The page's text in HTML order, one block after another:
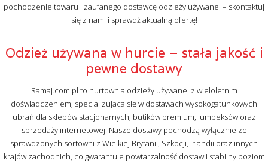
pochodzenie towaru i zaufanego dostawcę odzieży używanej – skontaktuj
się z nami i sprawdź aktualną ofertę!
Odzież używana w hurcie – stała jakość i
pewne dostawy
Ramaj.com.pl to hurtownia odzieży używanej z wieloletnim
doświadczeniem, specjalizująca się w dostawach wysokogatunkowych
ubrań dla sklepów stacjonarnych, butików premium, lumpeksów oraz
sprzedaży internetowej. Nasze dostawy pochodzą wyłącznie ze
sprawdzonych sortowni z Wielkiej Brytanii, Szkocji, Irlandii oraz innych
krajów zachodnich, co gwarantuje powtarzalność dostaw i stabilny poziom